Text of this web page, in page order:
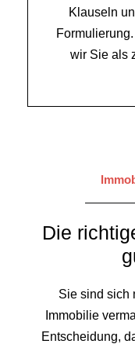
Klauseln
wir Sie als
Die
Sie sind sich
Immobilie
Entscheidung,